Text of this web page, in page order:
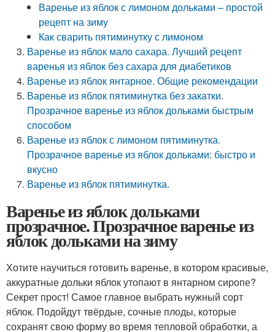
Варенье из яблок с лимоном дольками – простой
рецепт на зиму
Как сварить пятиминутку с лимоном
Варенье из яблок мало сахара. Лучший рецепт
варенья из яблок без сахара для диабетиков
Варенье из яблок янтарное. Общие рекомендации
Варенье из яблок пятиминутка без закатки.
Прозрачное варенье из яблок дольками быстрым
способом
Варенье из яблок с лимоном пятиминутка.
Прозрачное варенье из яблок дольками: быстро и
вкусно
Варенье из яблок пятиминутка.
Варенье из яблок дольками
прозрачное. Прозрачное варенье из
яблок дольками на зиму
Хотите научиться готовить варенье, в котором красивые,
аккуратные дольки яблок утопают в янтарном сиропе?
Секрет прост! Самое главное выбрать нужный сорт
яблок. Подойдут твёрдые, сочные плоды, которые
сохранят свою форму во время тепловой обработки, а